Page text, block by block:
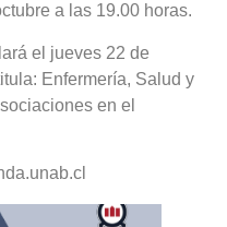
a las 19.00 horas.
el jueves 22 de
Enfermería, Salud y
en el